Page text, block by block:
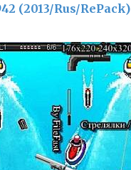
(2013/Rus/RePack)